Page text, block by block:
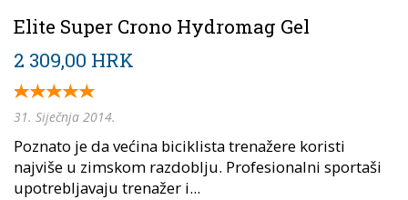
Elite Super Crono Hydromag Gel
2 309,00 HRK
31. Siječnja 2014.
Poznato je da većina biciklista trenažere koristi
najviše u zimskom razdoblju. Profesionalni sportaši
upotrebljavaju trenažer i...